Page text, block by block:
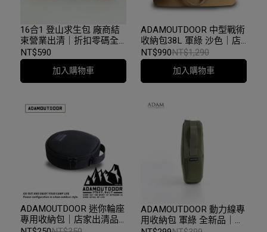
16合1 登山求生包 廠商結
束營業出清｜折扣零碼全
新品｜台中
NT$590
加入購物車
ADAMOUTDOOR 中型戰術
收納包38L 軍綠 沙色｜店
家出清全新品｜台中
NT$990NT$1,290
加入購物車
ADAMOUTDOOR 迷你輪座
專用收納包｜店家出清品
ADAMOUTDOOR 動力線專
用收納包 軍綠 全新品｜店